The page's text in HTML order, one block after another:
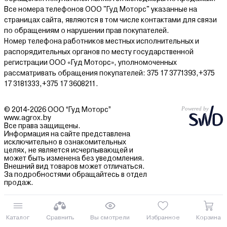
Каталог Сравнить Вы смотрели Избранное Корзина
по всей стране, предлагаем самовывоз и удобные формы
оплаты, регулярно проводим акции. Также у нас можно купить
парогенератор в Минске в рассрочку и кредит.
Все номера телефонов ООО "Гуд Моторс" указанные на
страницах сайта, являются в том числе контактами для связи
по обращениям о нарушении прав покупателей.
Номер телефона работников местных исполнительных и
распорядительных органов по месту государственной
регистрации ООО «Гуд Моторс», уполномоченных
рассматривать обращения покупателей: 375 17 3771393,+375
17 3181333,+375 17 3608211.
© 2014-2026 ООО “Гуд Моторс”
www.agrox.by
Все права защищены.
Информация на сайте представлена
исключительно в ознакомительных
целях, не является исчерпывающей и
может быть изменена без уведомления.
Внешний вид товаров может отличаться.
За подробностями обращайтесь в отдел
продаж.